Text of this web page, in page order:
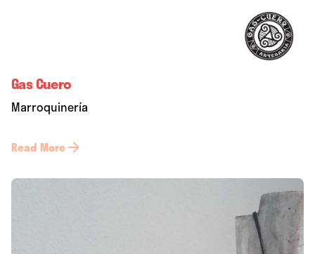
Gas Cuero
Marroquinería
Read More